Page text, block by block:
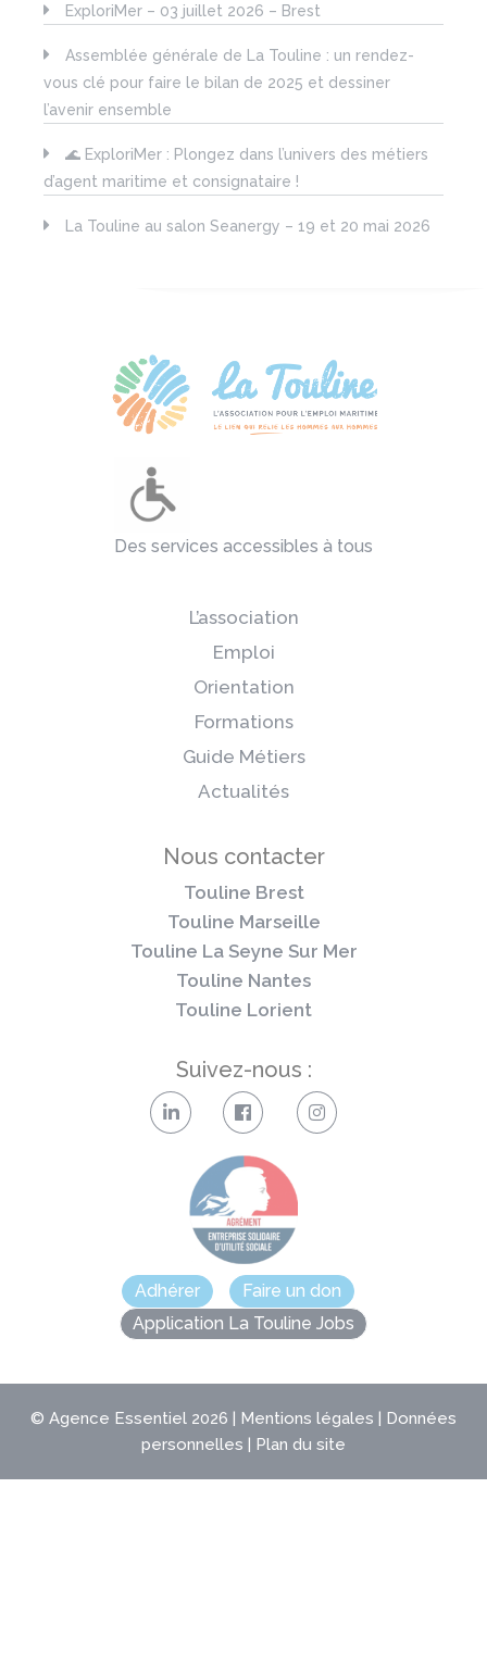
ExploriMer – 03 juillet 2026 – Brest
Assemblée générale de La Touline : un rendez-
vous clé pour faire le bilan de 2025 et dessiner
l’avenir ensemble
🌊 ExploriMer : Plongez dans l’univers des métiers
d’agent maritime et consignataire !
La Touline au salon Seanergy – 19 et 20 mai 2026
Des services accessibles à tous
L’association
Emploi
Orientation
Formations
Guide Métiers
Actualités
Nous contacter
Touline Brest
Touline Marseille
Touline La Seyne Sur Mer
Touline Nantes
Touline Lorient
Suivez-nous :
Adhérer
Faire un don
Application La Touline Jobs
© Agence Essentiel 2026 | Mentions légales | Données
personnelles | Plan du site